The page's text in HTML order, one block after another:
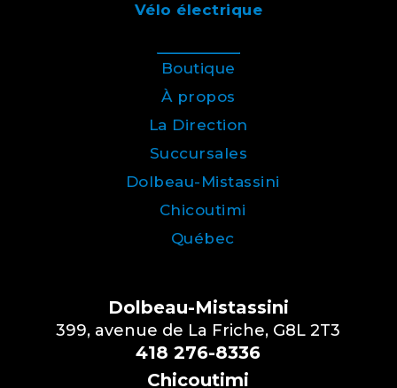
Vélo électrique
Boutique
À propos
La Direction
Succursales
Dolbeau-Mistassini
Chicoutimi
Québec
Dolbeau-Mistassini
399, avenue de La Friche, G8L 2T3
418 276-8336
Chicoutimi